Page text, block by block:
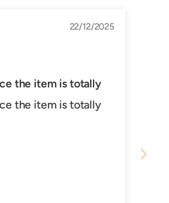
22/12/2025
the item is totally
the item is totally